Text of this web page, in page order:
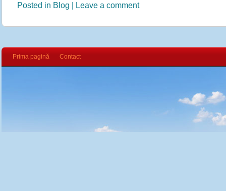
Posted in Blog | Leave a comment
Prima pagină Contact